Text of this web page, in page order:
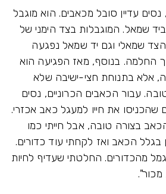
נסים עדיין סובל מכאבים. הוא מוגבל
שמאל. המוגבלות בצד הימני של
שמאלי וגם יד שמאל נפגעה
החלמה. בנוסף, מאז הפגיעה הוא
אלא בתנוחת חצי-ישיבה שלא
עבור הכאבים הכרוניים, נסים
שהכניסו את חייו למעגל כאב אכזרי.
בצורה טובה, אבל חייתי כמו
בגלל הכאב ואז לקחתי עוד כדורים.
מהכדורים. החלטתי שעדיף לחיות